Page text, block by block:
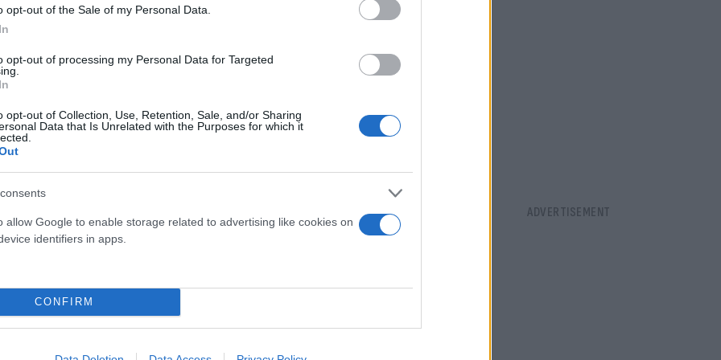
opt-out of the Sale of my Personal Data.
opt-out of processing my Personal Data for Targeted
opt-out of Collection, Use, Retention, Sale, and/or Sharing
Data that Is Unrelated with the Purposes for which it
allow Google to enable storage related to advertising like cookies on
identifiers in apps.
CONFIRM
δισεκατομμυρίων με
την εξαγορά του X από
πρόταση -